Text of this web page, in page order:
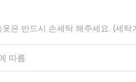
은 반드시 손세탁 해주세요. (세
따름